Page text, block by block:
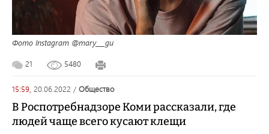
Фото Instagram @mary___gu
21 5480
15:59, 20.06.2022 / общество
В Роспотребнадзоре Коми рассказали, где
людей чаще всего кусают клещи